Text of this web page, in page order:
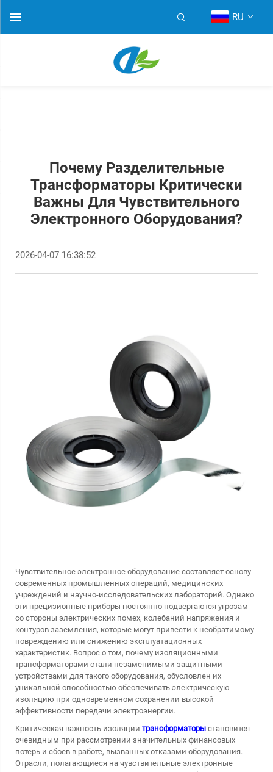
RU
Почему Разделительные
Трансформаторы Критически
Важны Для Чувствительного
Электронного Оборудования?
2026-04-07 16:38:52
Чувствительное электронное оборудование составляет основу
современных промышленных операций, медицинских
учреждений и научно-исследовательских лабораторий. Однако
эти прецизионные приборы постоянно подвергаются угрозам
со стороны электрических помех, колебаний напряжения и
контуров заземления, которые могут привести к необратимому
повреждению или снижению эксплуатационных
характеристик. Вопрос о том, почему изоляционными
трансформаторами стали незаменимыми защитными
устройствами для такого оборудования, обусловлен их
уникальной способностью обеспечивать электрическую
изоляцию при одновременном сохранении высокой
эффективности передачи электроэнергии.
Критическая важность изоляции трансформаторы становится
очевидным при рассмотрении значительных финансовых
потерь и сбоев в работе, вызванных отказами оборудования.
Отрасли, полагающиеся на чувствительные электронные